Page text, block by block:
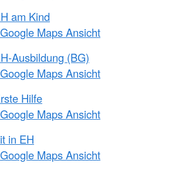
am Kind
Maps Ansicht
Ausbildung (BG)
Maps Ansicht
Hilfe
Maps Ansicht
in EH
Maps Ansicht